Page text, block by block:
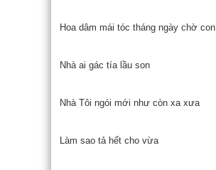
Hoa dâm mái tóc tháng ngày chờ con
Nhà ai gác tía lầu son
Nhà Tôi ngói mới như còn xa xưa
Làm sao tả hết cho vừa